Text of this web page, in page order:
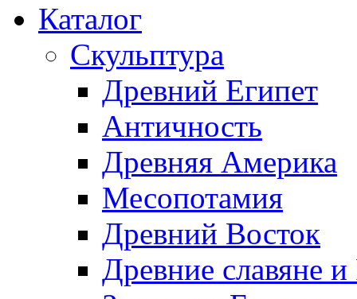
Каталог
Скульптура
Древний Египет
Античность
Древняя Америка
Месопотамия
Древний Восток
Древние славяне и